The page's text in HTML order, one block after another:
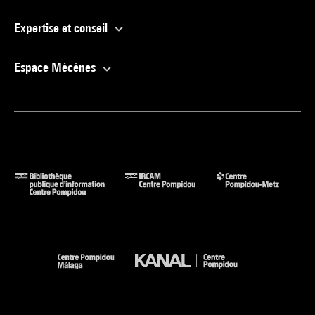
Expertise et conseil
Espace Mécènes